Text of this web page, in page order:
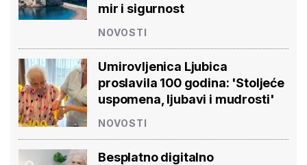
mir i sigurnost
NOVOSTI
Umirovljenica Ljubica
proslavila 100 godina: 'Stoljeće
uspomena, ljubavi i mudrosti'
NOVOSTI
Besplatno digitalno